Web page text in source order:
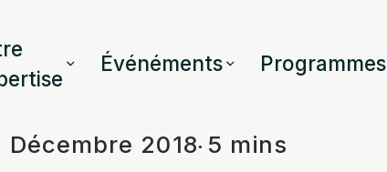
Événéments Programmes
Décembre 2018 5 mins